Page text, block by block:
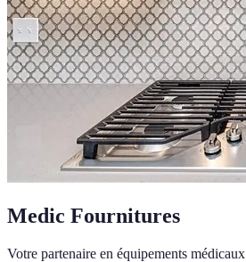
Medic Fournitures
Votre partenaire en équipements médicaux